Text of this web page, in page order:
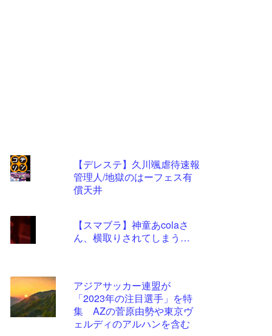
【デレステ】久川颯虐待速報
管理人/地獄のはーフェス有
償天井
【スマブラ】神童あcolaさ
ん、横取りされてしまう…
アジアサッカー連盟が
「2023年の注目選手」を特
集 AZの菅原由勢や東京ヴ
ェルディのアルハンを含む
コテ
- 固
定リ
ツー
ル